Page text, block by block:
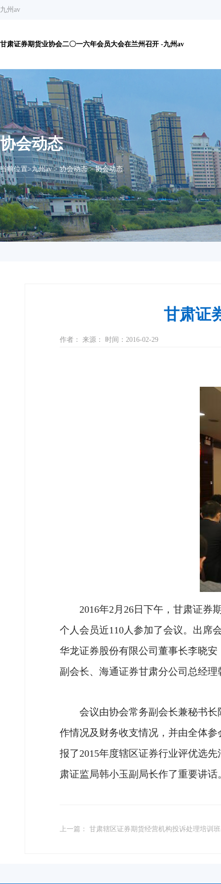
九州av
甘肃证券期货业协会二〇一六年会员大会在兰州召开 -九州av
协会动态
当前位置>九州av>协会动态>协会动态
甘肃证
作者： 来源： 时间：2016-02-29
2016年2月26日下午，甘肃证券期
个人会员近110人参加了会议。出席
华龙证券股份有限公司董事长李晓
副会长、海通证券甘肃分公司总经
会议由协会常务副会长兼秘书长
作情况及财务收支情况，并由全体
报了2015年度辖区证券行业评优选
肃证监局韩小玉副局长作了重要讲话
上一篇： 甘肃辖区证券期货经营机构投诉处理培训